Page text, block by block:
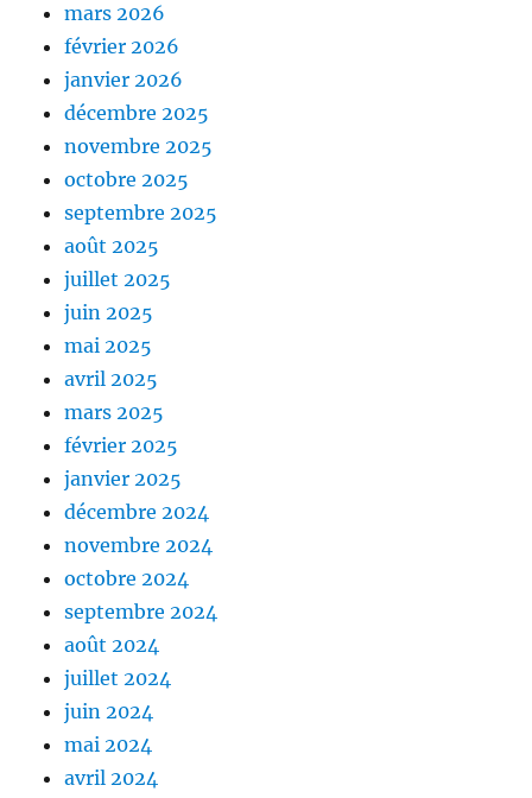
mars 2026
février 2026
janvier 2026
décembre 2025
novembre 2025
octobre 2025
septembre 2025
août 2025
juillet 2025
juin 2025
mai 2025
avril 2025
mars 2025
février 2025
janvier 2025
décembre 2024
novembre 2024
octobre 2024
septembre 2024
août 2024
juillet 2024
juin 2024
mai 2024
avril 2024